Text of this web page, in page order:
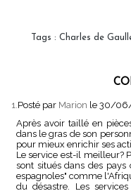
Tags : Charles de
1. Posté par Marion le 30/
Après avoir taillé en
dans le gras de son
pour mieux enrichir ses
Le service est-il meilleur?
sont situés dans des
espagnoles" comme
du désastre. Les